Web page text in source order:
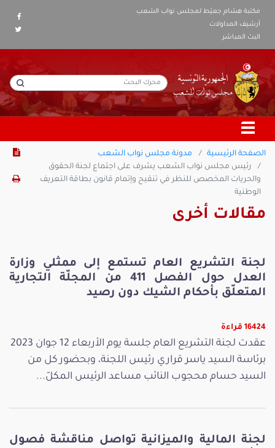
مكتبة هشام جعيّط لمجلس نواب الشعب
أرشيف المداولات
البث المباشر
الصفحة الرئيسية
مدونة مجلس نواب الشعب
رئيس مجلس نواب الشعب يشرف على اجتماع لجنة الحقوق
والحريات المخصص للنظر في تنقيح وإتمام قانون بطاقة التعريف
الوطنية
مقالات أخرى
لجنة التشريع العام تستمع إلى ممثلي وزارة
العدل حول الفصل 411 من المجلّة التجارية
المتعلّق بأحكام الشيك دون رصيد
16424 قراءة
عقدت لجنة التشريع العام جلسة يوم الأربعاء 12 جوان 2023
برئاسة السيد ياسر قراري رئيس اللجنة، وبحضور كل من
السيد حسام محجوب النائب مساعد الرئيس المكلّ...
لجنة المالية والميزانية تواصل مناقشة فصول